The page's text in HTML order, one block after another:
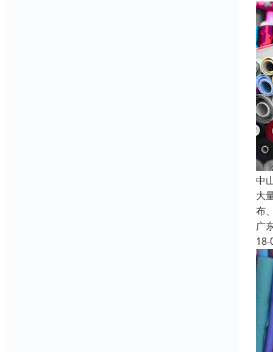
中
大
布
广
18-